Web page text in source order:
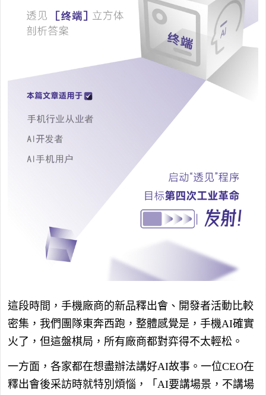
這段時間，手機廠商的新品釋出會、開發者活動比較
密集，我們團隊東奔西跑，整體感覺是，手機AI確實
火了，但這盤棋局，所有廠商都對弈得不太輕松。
一方面，各家都在想盡辦法講好AI故事。一位CEO在
釋出會後采訪時就特別煩惱，「AI要講場景，不講場